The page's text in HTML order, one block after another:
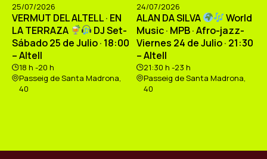
25/07/2026
VERMUT DEL ALTELL · EN
LA TERRAZA
DJ Set-
Sábado 25 de Julio · 18:00
– Altell
18 h -20 h
Passeig de Santa Madrona,
40
24/07/2026
ALAN DA SILVA
World
Music · MPB · Afro-jazz-
Viernes 24 de Julio · 21:30
– Altell
21:30 h -23 h
Passeig de Santa Madrona,
40